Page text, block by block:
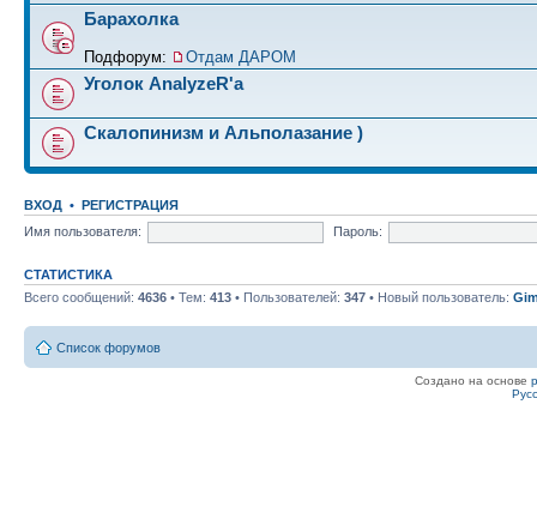
Барахолка
Подфорум: Отдам ДАРОМ
Уголок AnalyzeR'а
Скалопинизм и Альполазание )
ВХОД • РЕГИСТРАЦИЯ
Имя пользователя:
Пароль:
СТАТИСТИКА
Всего сообщений: 4636 • Тем: 413 • Пользователей: 347 • Новый пользователь:
Список форумов
Создано на основе